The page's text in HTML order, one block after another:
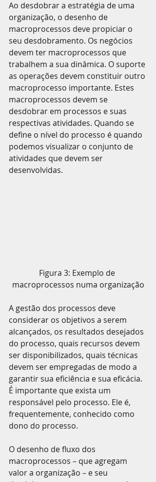
Ao desdobrar a estratégia de uma
organização, o desenho de
macroprocessos deve propiciar o
seu desdobramento. Os negócios
devem ter macroprocessos que
trabalhem a sua dinâmica. O suporte
as operações devem constituir outro
macroprocesso importante. Estes
macroprocessos devem se
desdobrar em processos e suas
respectivas atividades. Quando se
define o nível do processo é quando
podemos visualizar o conjunto de
atividades que devem ser
desenvolvidas.
Figura 3: Exemplo de
macroprocessos numa organização
A gestão dos processos deve
considerar os objetivos a serem
alcançados, os resultados desejados
do processo, quais recursos devem
ser disponibilizados, quais técnicas
devem ser empregadas de modo a
garantir sua eficiência e sua eficácia.
É importante que exista um
responsável pelo processo. Ele é,
frequentemente, conhecido como
dono do processo.
O desenho de fluxo dos
macroprocessos – que agregam
valor a organização – e seu